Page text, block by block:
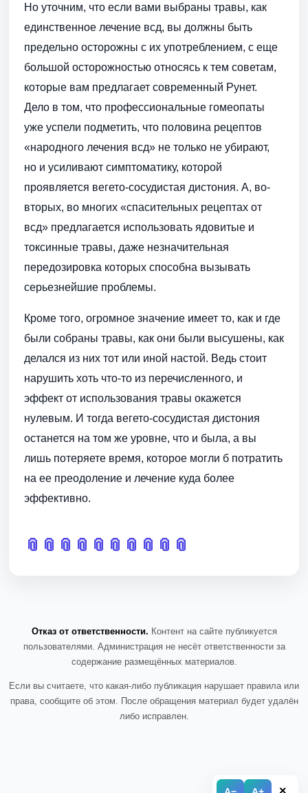
Но уточним, что если вами выбраны травы, как
единственное лечение всд, вы должны быть
предельно осторожны с их употреблением, с еще
большой осторожностью относясь к тем советам,
которые вам предлагает современный Рунет.
Дело в том, что профессиональные гомеопаты
уже успели подметить, что половина рецептов
«народного лечения всд» не только не убирают,
но и усиливают симптоматику, которой
проявляется вегето-сосудистая дистония. А, во-
вторых, во многих «спасительных рецептах от
всд» предлагается использовать ядовитые и
токсинные травы, даже незначительная
передозировка которых способна вызывать
серьезнейшие проблемы.
Кроме того, огромное значение имеет то, как и где
были собраны травы, как они были высушены, как
делался из них тот или иной настой. Ведь стоит
нарушить хоть что-то из перечисленного, и
эффект от использования травы окажется
нулевым. И тогда вегето-сосудистая дистония
останется на том же уровне, что и была, а вы
лишь потеряете время, которое могли б потратить
на ее преодоление и лечение куда более
эффективно.
📎 📎 📎 📎 📎 📎 📎 📎 📎 📎
Отказ от ответственности. Контент на сайте публикуется
пользователями. Администрация не несёт ответственности за
содержание размещённых материалов.
Если вы считаете, что какая-либо публикация нарушает правила или
права, сообщите об этом. После обращения материал будет удалён
либо исправлен.